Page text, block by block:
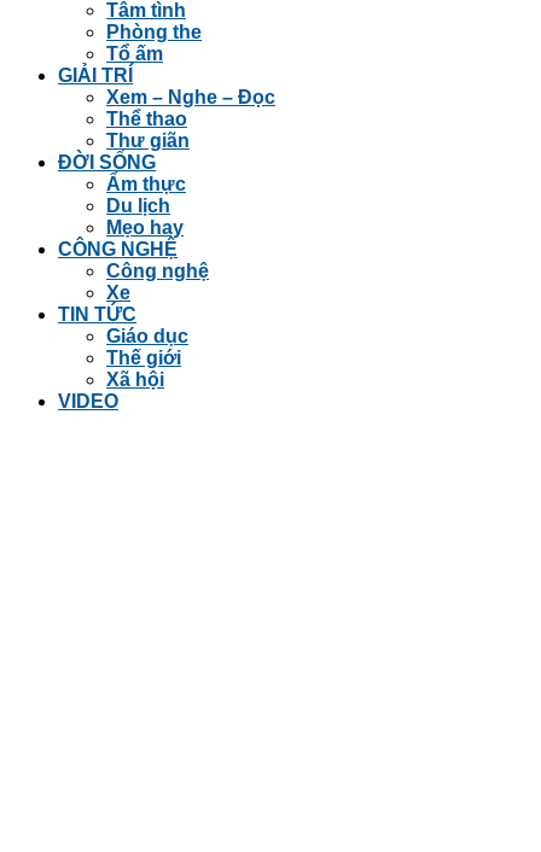
Tâm tình
Phòng the
Tổ ấm
GIẢI TRÍ
Xem – Nghe – Đọc
Thể thao
Thư giãn
ĐỜI SỐNG
Ẩm thực
Du lịch
Mẹo hay
CÔNG NGHỆ
Công nghệ
Xe
TIN TỨC
Giáo dục
Thế giới
Xã hội
VIDEO